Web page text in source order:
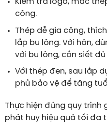
Kiểm tra logo, mác
công.
Thép dễ gia công,
lắp bu lông. Với hàn,
với bu lông, cần siết đủ
Với thép đen, sau lắp
phủ bảo vệ để tăng
Thực hiện đúng quy trình
phát huy hiệu quả tối đa